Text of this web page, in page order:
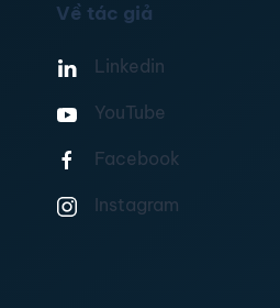
Về tác giả
Linkedin
YouTube
Facebook
Instagram